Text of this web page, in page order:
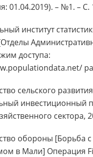
01.04.2019). – №1. – C.
институт
доступа:
сельского
инвестиционный
сектора,
обороны [Борьба с
в Мали] Операция